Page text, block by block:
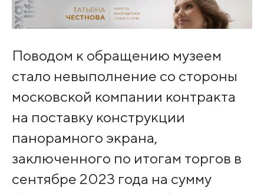
Поводом к обращению музеем
стало невыполнение со стороны
московской компании контракта
на поставку конструкции
панорамного экрана,
заключенного по итогам торгов в
сентябре 2023 года на сумму